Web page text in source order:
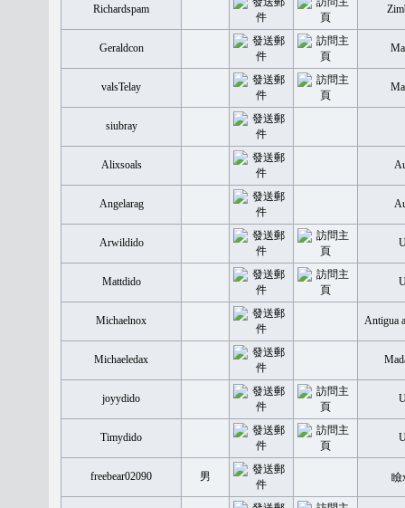
Richardspam
Geraldcon
valsTelay
siubray
Alixsoals
Angelarag
Arwildido
Mattdido
Michaelnox Antigua
Michaeledax
joyydido
Timydido
freebear02090 男